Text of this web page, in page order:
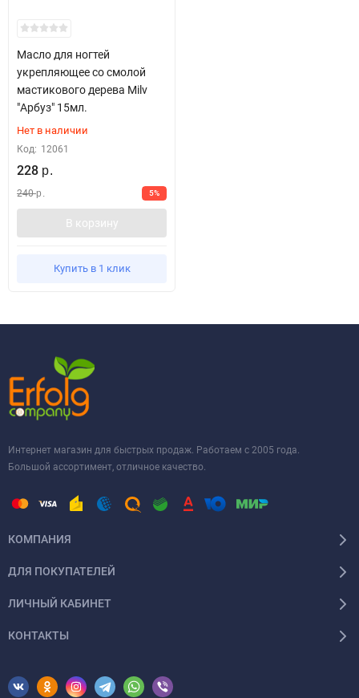
Масло для ногтей
укрепляющее со смолой
мастикового дерева Milv
"Арбуз" 15мл.
Нет в наличии
Код: 12061
228 р.
240р. 5%
В корзину
Купить в 1 клик
Интернет магазин для быстрых продаж. Работаем с 2005 года.
Большой ассортимент, отличное качество.
КОМПАНИЯ
ДЛЯ ПОКУПАТЕЛЕЙ
ЛИЧНЫЙ КАБИНЕТ
КОНТАКТЫ